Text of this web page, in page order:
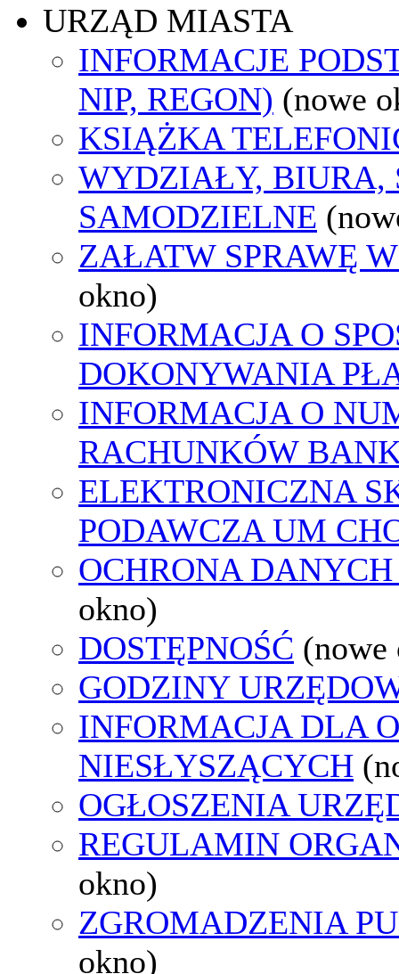
URZĄD MIASTA
INFORMACJE
NIP, REGON) (nowe
KSIĄŻKA
WYDZIAŁY, BIURA,
SAMODZIELNE
ZAŁATW SPRAWĘ
okno)
INFORMACJA O
DOKONYWANIA
INFORMACJA O
RACHUNKÓW
ELEKTRONICZNA
PODAWCZA UM
OCHRONA
okno)
DOSTĘPNOŚĆ (nowe
GODZINY
INFORMACJA DLA
NIESŁYSZĄCYCH
OGŁOSZENIA
REGULAMIN
okno)
ZGROMADZENIA
okno)